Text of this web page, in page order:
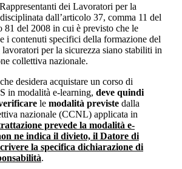
dei Lavoratori per la
dall’articolo 37, comma 11 del
81 del 2008 in cui è previsto che le
i contenuti specifici della formazione del
lavoratori per la sicurezza siano stabiliti in
collettiva nazionale.
desidera acquistare un corso di
in modalità e-learning, deve quindi
le modalità previste dalla
nazionale (CCNL) applicata in
prevede la modalità e-
ne indica il divieto, il Datore di
la specifica dichiarazione di
.